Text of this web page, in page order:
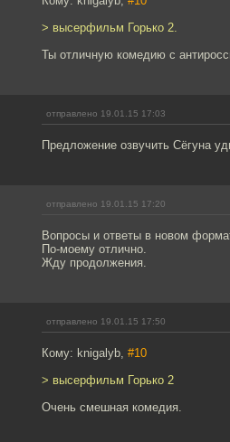
> высерфильм Горько 2.
Ты отличную комедию с
отправлено 19.01.15 17:03
Предложение озвучить Сёгуна
отправлено 19.01.15 17:20
Вопросы и ответы в новом
По-моему отлично.
Жду продолжения.
отправлено 19.01.15 17:50
Кому: knigalyb, #10
> высерфильм Горько 2
Очень смешная комедия.